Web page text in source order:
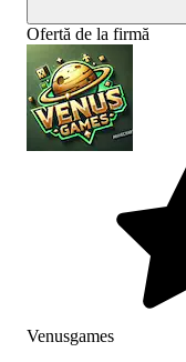
Ofertă de la firmă
Venusgames